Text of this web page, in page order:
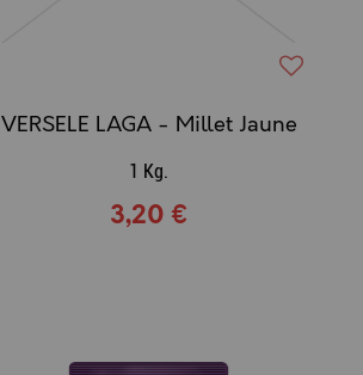
VERSELE LAGA - Millet Jaune
1 Kg.
3,20 €